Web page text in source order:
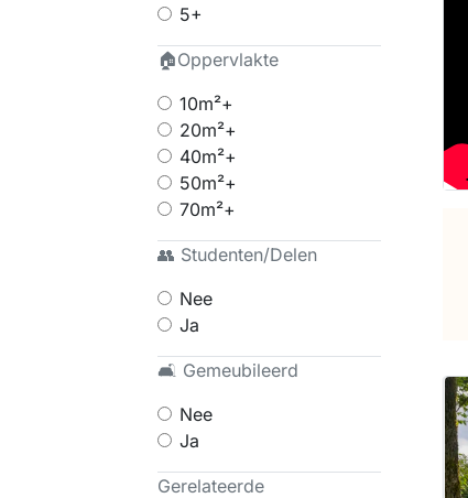
5+
🏠Oppervlakte
10m²+
20m²+
40m²+
50m²+
70m²+
👥 Studenten/Delen
Nee
Ja
🛋 Gemeubileerd
Nee
Ja
Gerelateerde